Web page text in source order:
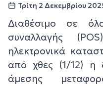
Τρίτη 2 Δεκεμβρίου
Διαθέσιμο σε
συναλλαγής
ηλεκτρονικά
από χθες (1/12) η
άμεσης